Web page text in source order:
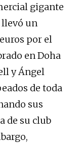
gigante
llevó un
por el
en Doha
y Ángel
de toda
sus
de su club